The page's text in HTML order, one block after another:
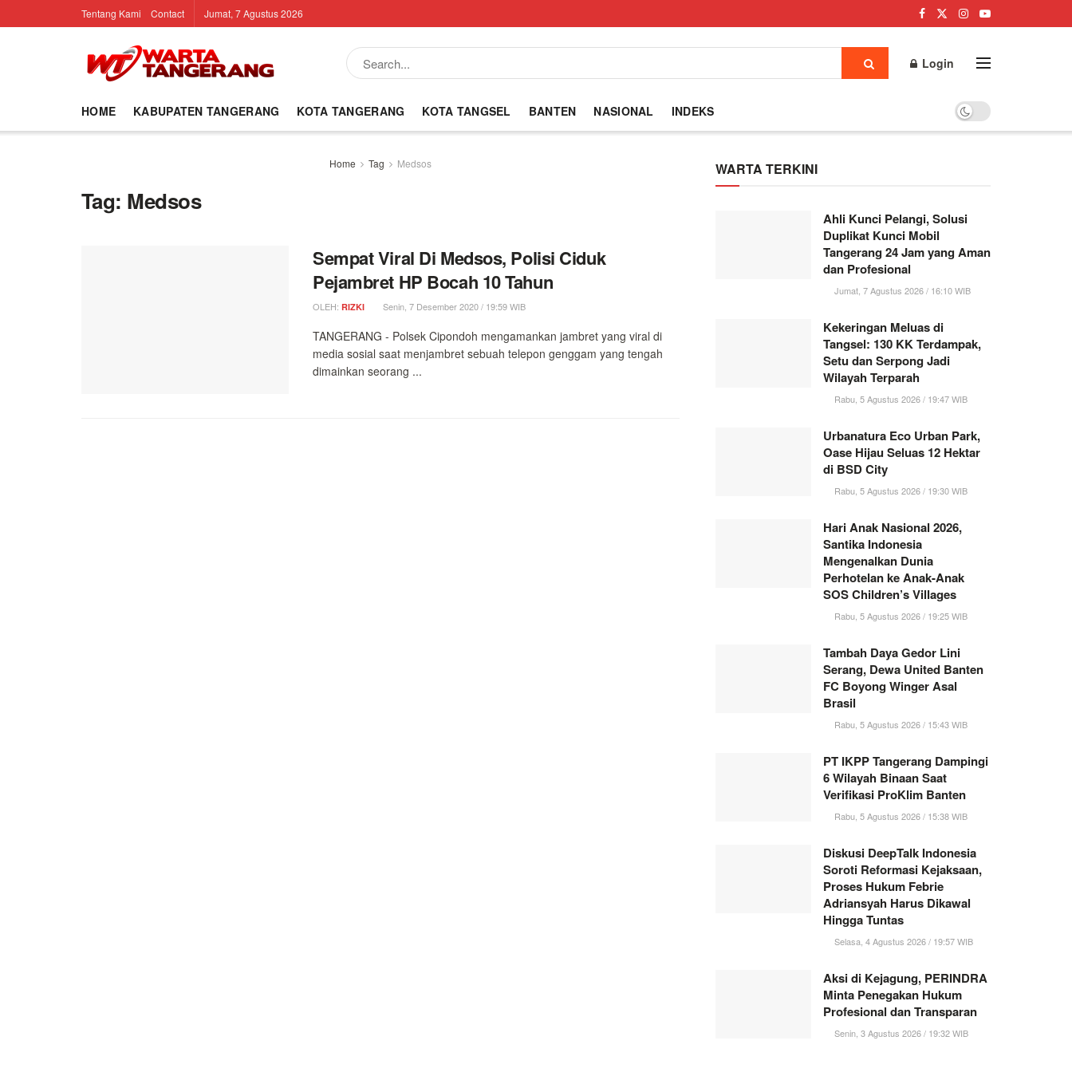
Tentang Kami Contact Jumat, 7 Agustus 2026
Login
HOME KABUPATEN TANGERANG KOTA TANGERANG KOTA TANGSEL BANTEN NASIONAL INDEKS
Home Tag Medsos
Tag: Medsos
Sempat Viral Di Medsos, Polisi Ciduk
Pejambret HP Bocah 10 Tahun
OLEH: RIZKI Senin, 7 Desember 2020 / 19:59 WIB
TANGERANG - Polsek Cipondoh mengamankan jambret yang viral di
media sosial saat menjambret sebuah telepon genggam yang tengah
dimainkan seorang ...
WARTA TERKINI
Ahli Kunci Pelangi, Solusi
Duplikat Kunci Mobil
Tangerang 24 Jam yang Aman
dan Profesional
Jumat, 7 Agustus 2026 / 16:10 WIB
Kekeringan Meluas di
Tangsel: 130 KK Terdampak,
Setu dan Serpong Jadi
Wilayah Terparah
Rabu, 5 Agustus 2026 / 19:47 WIB
Urbanatura Eco Urban Park,
Oase Hijau Seluas 12 Hektar
di BSD City
Rabu, 5 Agustus 2026 / 19:30 WIB
Hari Anak Nasional 2026,
Santika Indonesia
Mengenalkan Dunia
Perhotelan ke Anak-Anak
SOS Children’s Villages
Rabu, 5 Agustus 2026 / 19:25 WIB
Tambah Daya Gedor Lini
Serang, Dewa United Banten
FC Boyong Winger Asal
Brasil
Rabu, 5 Agustus 2026 / 15:43 WIB
PT IKPP Tangerang Dampingi
6 Wilayah Binaan Saat
Verifikasi ProKlim Banten
Rabu, 5 Agustus 2026 / 15:38 WIB
Diskusi DeepTalk Indonesia
Soroti Reformasi Kejaksaan,
Proses Hukum Febrie
Adriansyah Harus Dikawal
Hingga Tuntas
Selasa, 4 Agustus 2026 / 19:57 WIB
Aksi di Kejagung, PERINDRA
Minta Penegakan Hukum
Profesional dan Transparan
Senin, 3 Agustus 2026 / 19:32 WIB